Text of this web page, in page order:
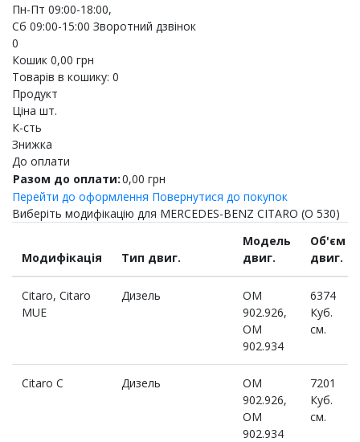
Пн-Пт 09:00-18:00,
Сб 09:00-15:00 Зворотний дзвінок
0
Кошик 0,00 грн
Товарів в кошику: 0
Продукт
Ціна шт.
К-сть
Знижка
До оплати
Разом до оплати:0,00 грн
Перейти до оформлення Повернутися до покупок
Виберіть модифікацію для MERCEDES-BENZ CITARO (O 530)
Модифікація Тип двиг.
Модель
двиг.
Об'єм
двиг.
Citaro, Citaro
MUE
Дизель
OM
902.926,
OM
902.934
6374
Куб.
см.
Citaro C Дизель
OM
902.926,
OM
902.934
7201
Куб.
см.